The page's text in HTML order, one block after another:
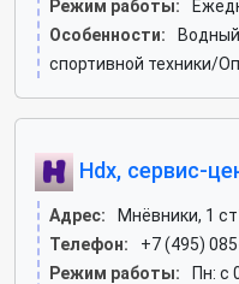
Режим работы:
Особенности:
спортивной техники/
Hdx, сервис-
Адрес:
Мнёвники, 1
Телефон:
+7 (495)
Режим работы:
Пн: c